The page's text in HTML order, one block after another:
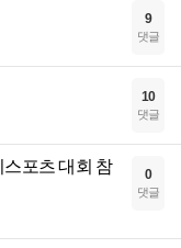
9
댓글
10
댓글
스포츠 대회 참
0
댓글